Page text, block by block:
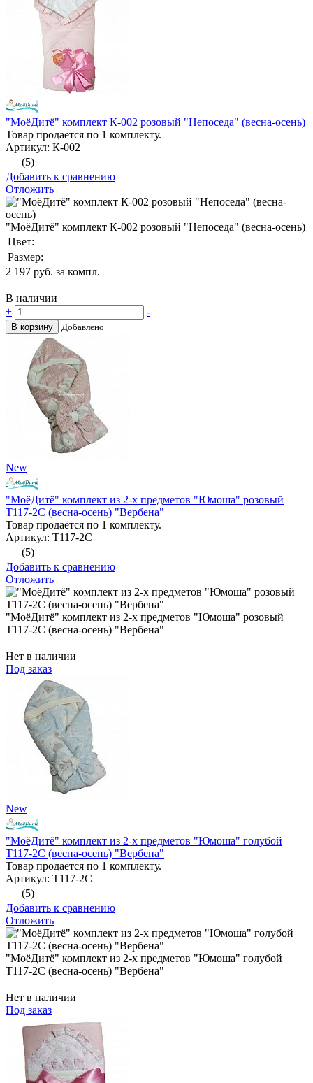
"МоёДитё" комплект К-002 розовый "Непоседа" (весна-осень)
Товар продается по 1 комплекту.
Артикул: К-002
(5)
Добавить к сравнению
Отложить
"МоёДитё" комплект К-002 розовый "Непоседа" (весна-осень)
Цвет:
Размер:
2 197 руб. за компл.
В наличии
+
-
В корзину Добавлено
New
"МоёДитё" комплект из 2-х предметов "Юмоша" розовый
Т117-2С (весна-осень) "Вербена"
Товар продаётся по 1 комплекту.
Артикул: Т117-2С
(5)
Добавить к сравнению
Отложить
"МоёДитё" комплект из 2-х предметов "Юмоша" розовый
Т117-2С (весна-осень) "Вербена"
Нет в наличии
Под заказ
New
"МоёДитё" комплект из 2-х предметов "Юмоша" голубой
Т117-2С (весна-осень) "Вербена"
Товар продаётся по 1 комплекту.
Артикул: Т117-2С
(5)
Добавить к сравнению
Отложить
"МоёДитё" комплект из 2-х предметов "Юмоша" голубой
Т117-2С (весна-осень) "Вербена"
Нет в наличии
Под заказ